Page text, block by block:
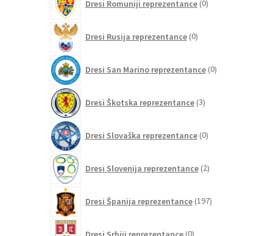
Dresi Romuniji reprezentance 0izdelkov
Dresi Rusija reprezentance 0izdelkov
Dresi San Marino reprezentance 0izdelkov
Dresi Škotska reprezentance 3izdelki
Dresi Slovaška reprezentance 0izdelkov
Dresi Slovenija reprezentance 2izdelka
Dresi Španija reprezentance 197izdelkov